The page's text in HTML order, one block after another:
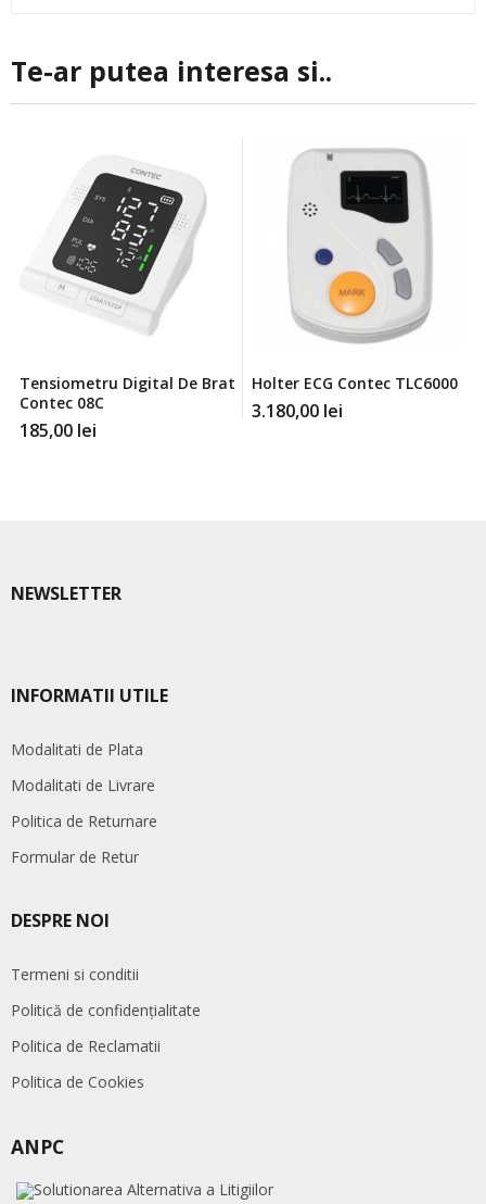
Te-ar putea interesa si..
Tensiometru Digital De Brat
Contec 08C
185,00 lei
Holter ECG Contec TLC6000
3.180,00 lei
NEWSLETTER
INFORMATII UTILE
Modalitati de Plata
Modalitati de Livrare
Politica de Returnare
Formular de Retur
DESPRE NOI
Termeni si conditii
Politică de confidențialitate
Politica de Reclamatii
Politica de Cookies
ANPC